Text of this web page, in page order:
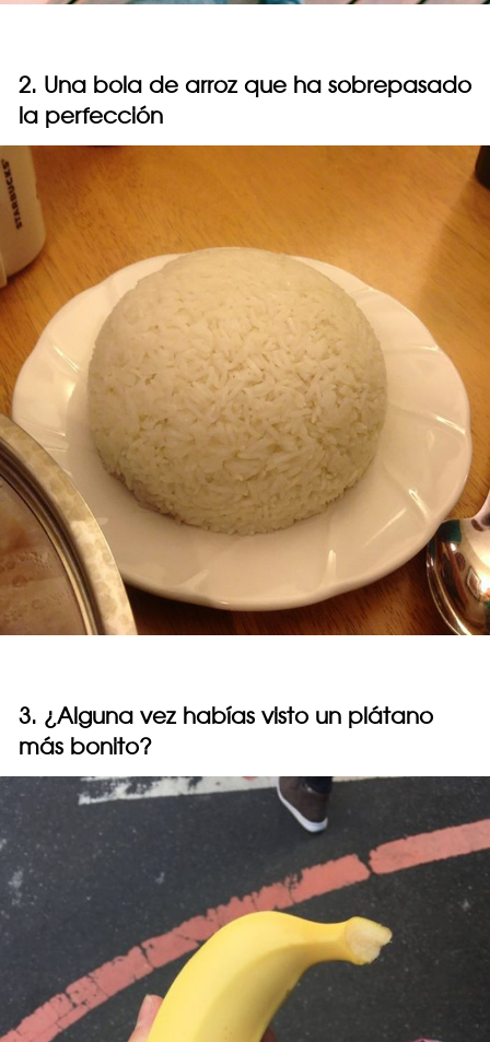
2. Una bola de arroz que ha sobrepasado
la perfección
3. ¿Alguna vez habías visto un plátano
más bonito?